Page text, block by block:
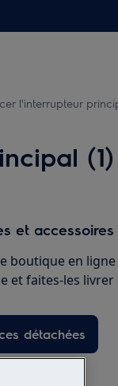
l'interrupteur
(1)
et accessoires
boutique en ligne
et faites-les livrer
détachées